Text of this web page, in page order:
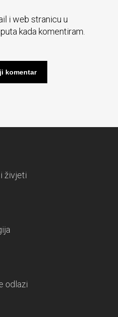
i web stranicu u
kada komentiram.
živjeti
odlazi